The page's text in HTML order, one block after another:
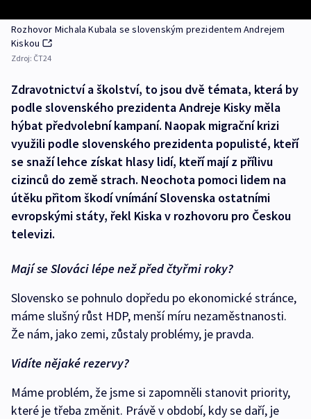
Rozhovor Michala Kubala se slovenským prezidentem Andrejem
Kiskou
Zdroj: ČT24
Zdravotnictví a školství, to jsou dvě témata, která by
podle slovenského prezidenta Andreje Kisky měla
hýbat předvolební kampaní. Naopak migrační krizi
využili podle slovenského prezidenta populisté, kteří
se snaží lehce získat hlasy lidí, kteří mají z přílivu
cizinců do země strach. Neochota pomoci lidem na
útěku přitom škodí vnímání Slovenska ostatními
evropskými státy, řekl Kiska v rozhovoru pro Českou
televizi.
Mají se Slováci lépe než před čtyřmi roky?
Slovensko se pohnulo dopředu po ekonomické stránce,
máme slušný růst HDP, menší míru nezaměstnanosti.
Že nám, jako zemi, zůstaly problémy, je pravda.
Vidíte nějaké rezervy?
Máme problém, že jsme si zapomněli stanovit priority,
které je třeba změnit. Právě v období, kdy se daří, je